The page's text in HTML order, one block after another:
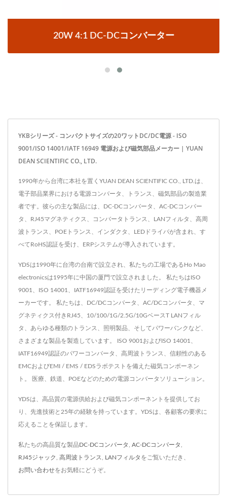
20W 4:1 DC-DCコンバーター
YKBシリーズ - コンパクトサイズの20ワットDC/DC電源 - ISO
9001/ISO 14001/IATF 16949 電源および磁気部品メーカー | YUAN
DEAN SCIENTIFIC CO., LTD.
1990年から台湾に本社を置くYUAN DEAN SCIENTIFIC CO., LTD.は、
電子部品業界における電源コンバータ、トランス、磁気部品の製造業
者です。彼らの主な製品には、DC-DCコンバータ、AC-DCコンバー
タ、RJ45マグネティクス、コンバータトランス、LANフィルタ、高周
波トランス、POEトランス、インダクタ、LEDドライバが含まれ、す
べてRoHS認証を受け、ERPシステムが導入されています。
YDSは1990年に台湾の台南で設立され、私たちの工場であるHo Mao
electronicsは1995年に中国の厦門で設立されました。 私たちはISO
9001、ISO 14001、IATF16949認証を受けたリーディング電子機器メ
ーカーです。 私たちは、DC/DCコンバータ、AC/DCコンバータ、マ
グネティクス付きRJ45、10/100/1G/2.5G/10GベースT LANフィル
タ、あらゆる種類のトランス、照明製品、そしてパワーバンクなど、
さまざまな製品を製造しています。 ISO 9001およびISO 14001、
IATF16949認証のパワーコンバータ、高周波トランス、信頼性のある
EMCおよびEMI / EMS / EDSラボテストを備えた磁気コンポーネン
ト。 医療、鉄道、POEなどのための電源コンバータソリューション。
YDSは、高品質の電源供給および磁気コンポーネントを提供してお
り、先進技術と25年の経験を持っています。YDSは、各顧客の要求に
応えることを保証します。
私たちの高品質な製品 DC-DCコンバータ AC-DCコンバータ
RJ45ジャック 高周波トランス LANフィルタ をご覧いただき、
お問い合わせをお気軽にどうぞ。